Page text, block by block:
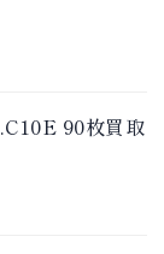
90枚買取